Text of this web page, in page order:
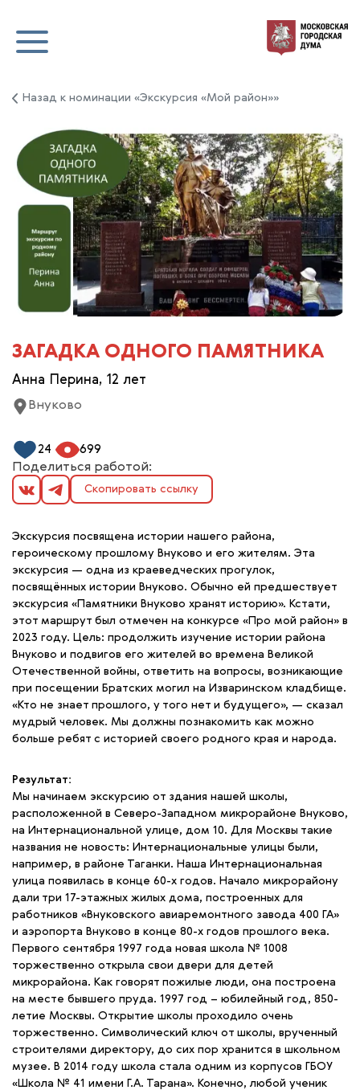
Назад к номинации «Экскурсия «Мой район»»
ЗАГАДКА ОДНОГО ПАМЯТНИКА
Анна Перина, 12 лет
Внуково
24 699
Поделиться работой:
Скопировать ссылку
Экскурсия посвящена истории нашего района,
героическому прошлому Внуково и его жителям. Эта
экскурсия — одна из краеведческих прогулок,
посвящённых истории Внуково. Обычно ей предшествует
экскурсия «Памятники Внуково хранят историю». Кстати,
этот маршрут был отмечен на конкурсе «Про мой район» в
2023 году. Цель: продолжить изучение истории района
Внуково и подвигов его жителей во времена Великой
Отечественной войны, ответить на вопросы, возникающие
при посещении Братских могил на Изваринском кладбище.
«Кто не знает прошлого, у того нет и будущего», — сказал
мудрый человек. Мы должны познакомить как можно
больше ребят с историей своего родного края и народа.
Результат:
Мы начинаем экскурсию от здания нашей школы,
расположенной в Северо-Западном микрорайоне Внуково,
на Интернациональной улице, дом 10. Для Москвы такие
названия не новость: Интернациональные улицы были,
например, в районе Таганки. Наша Интернациональная
улица появилась в конце 60-х годов. Начало микрорайону
дали три 17-этажных жилых дома, построенных для
работников «Внуковского авиаремонтного завода 400 ГА»
и аэропорта Внуково в конце 80-х годов прошлого века.
Первого сентября 1997 года новая школа № 1008
торжественно открыла свои двери для детей
микрорайона. Как говорят пожилые люди, она построена
на месте бывшего пруда. 1997 год – юбилейный год, 850-
летие Москвы. Открытие школы проходило очень
торжественно. Символический ключ от школы, врученный
строителями директору, до сих пор хранится в школьном
музее. В 2014 году школа стала одним из корпусов ГБОУ
«Школа № 41 имени Г.А. Тарана». Конечно, любой ученик